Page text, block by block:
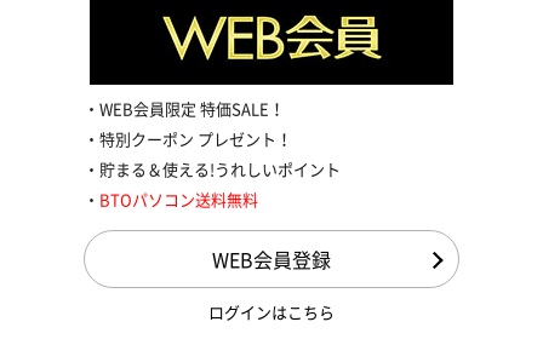
WEB会員限定 特価SALE！
特別クーポン プレゼント！
貯まる＆使える!うれしいポイント
BTOパソコン送料無料
WEB会員登録
ログインはこちら